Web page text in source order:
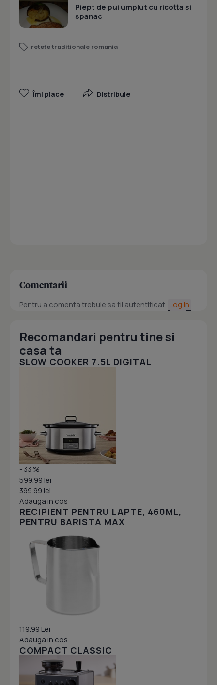
Piept de pui umplut cu ricotta si
spanac
retete traditionale romania
Îmi place Distribuie
Comentarii
Pentru a comenta trebuie sa fii autentificat. Log in
Recomandari pentru tine si
casa ta
SLOW COOKER 7.5L DIGITAL
- 33 %
599.99 lei
399.99 lei
Adauga in cos
RECIPIENT PENTRU LAPTE, 460ML,
PENTRU BARISTA MAX
119.99 Lei
Adauga in cos
COMPACT CLASSIC